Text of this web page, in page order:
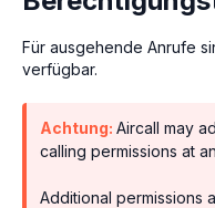
Für ausgehende Anrufe
verfügbar.
Achtung: Aircall may
calling permissions at
Additional permissions